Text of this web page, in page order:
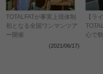
TOTALFATが事実上現体制
初となる全国ワンマンツア
ー開催
(2021/06/17)
【ラ
心で